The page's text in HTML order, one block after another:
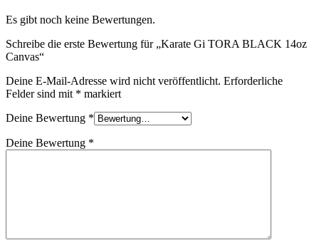
Es gibt noch keine Bewertungen.
Schreibe die erste Bewertung für „Karate Gi TORA BLACK 14oz
Canvas“
Deine E-Mail-Adresse wird nicht veröffentlicht. Erforderliche
Felder sind mit * markiert
Deine Bewertung *
Deine Bewertung *